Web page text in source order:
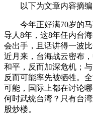
以下为文章内容摘编
今年正好满70岁的马
导人8年，这8年任内台
会出手，且话讲得一波比
近月来，台海战云密布
和平，反而加深危机；
反而可能率先被牺牲。
可能，国际上都在讨论
何时武统台湾？只有台
股炒楼。